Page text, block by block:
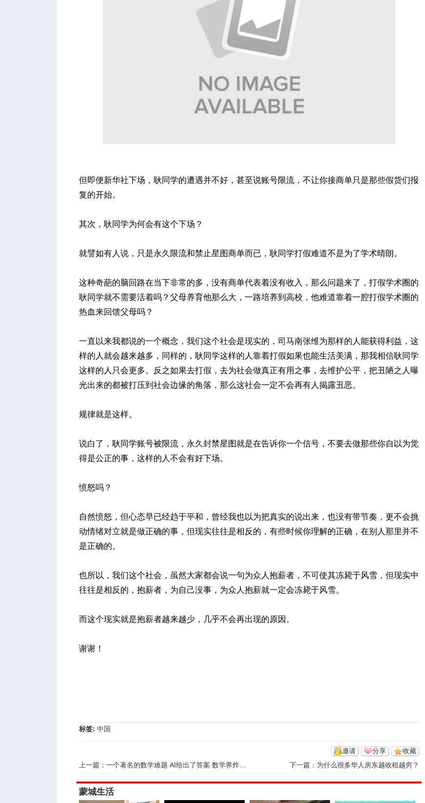
但即便新华社下场，耿同学的遭遇并不好，甚至说账号限流，不让你接商单只是那些假货们报
复的开始。
其次，耿同学为何会有这个下场？
就譬如有人说，只是永久限流和禁止星图商单而已，耿同学打假难道不是为了学术晴朗。
这种奇葩的脑回路在当下非常的多，没有商单代表着没有收入，那么问题来了，打假学术圈的
耿同学就不需要活着吗？父母养育他那么大，一路培养到高校，他难道靠着一腔打假学术圈的
热血来回馈父母吗？
一直以来我都说的一个概念，我们这个社会是现实的，司马南张维为那样的人能获得利益，这
样的人就会越来越多，同样的，耿同学这样的人靠着打假如果也能生活美满，那我相信耿同学
这样的人只会更多。反之如果去打假，去为社会做真正有用之事，去维护公平，把丑陋之人曝
光出来的都被打压到社会边缘的角落，那么这社会一定不会再有人揭露丑恶。
规律就是这样。
说白了，耿同学账号被限流，永久封禁星图就是在告诉你一个信号，不要去做那些你自以为觉
得是公正的事，这样的人不会有好下场。
愤怒吗？
自然愤怒，但心态早已经趋于平和，曾经我也以为把真实的说出来，也没有带节奏，更不会挑
动情绪对立就是做正确的事，但现实往往是相反的，有些时候你理解的正确，在别人那里并不
是正确的。
也所以，我们这个社会，虽然大家都会说一句为众人抱薪者，不可使其冻毙于风雪，但现实中
往往是相反的，抱薪者，为自己没事，为众人抱薪就一定会冻毙于风雪。
而这个现实就是抱薪者越来越少，几乎不会再出现的原因。
谢谢！
标签: 中国
收藏
分享
邀请
上一篇： 一个著名的数学难题 AI给出了答案 数学界炸了锅… 下一篇： 为什么很多华人房东越收租越穷？
蒙城生活